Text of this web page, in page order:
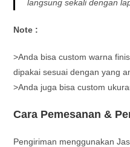
langsung sekali dengan
Note :
>Anda bisa custom warna
dipakai sesuai dengan yang
>Anda juga bisa custom
Cara Pemesanan &
Pengiriman menggunakan